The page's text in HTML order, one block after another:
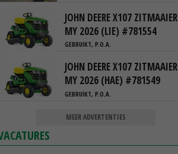
JOHN DEERE X107 ZITMAAIER
MY 2026 (LIE) #781554
GEBRUIKT, P.O.A.
JOHN DEERE X107 ZITMAAIER
MY 2026 (HAE) #781549
GEBRUIKT, P.O.A.
MEER ADVERTENTIES